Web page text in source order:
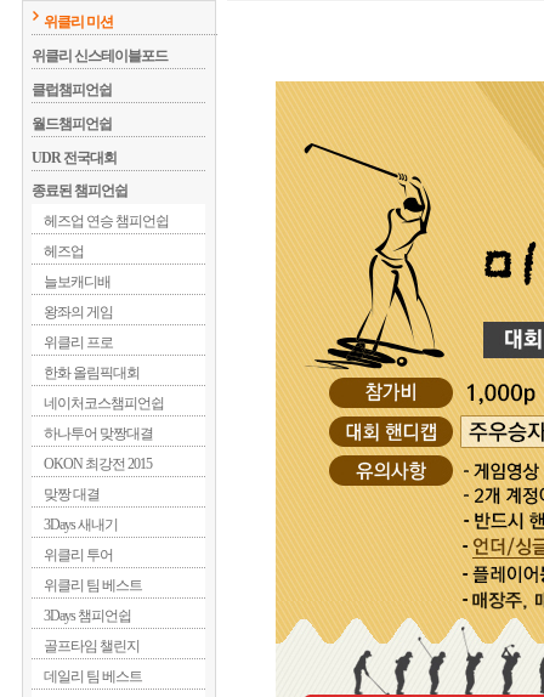
위클리 미션
위클리 신스테이블포드
클럽챔피언쉽
월드챔피언쉽
UDR 전국대회
종료된 챔피언쉽
헤즈업 연승 챔피언쉽
헤즈업
늘보캐디배
왕좌의 게임
위클리 프로
한화 올림픽대회
네이처코스챔피언쉽
하나투어 맞짱대결
OKON 최강전 2015
맞짱 대결
3Days 새내기
위클리 투어
위클리 팀 베스트
3Days 챔피언쉽
골프타임 챌린지
데일리 팀 베스트